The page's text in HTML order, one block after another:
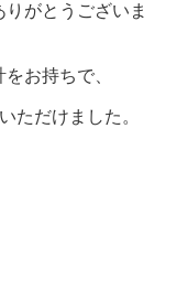
がとうございま
お持ちで、
ただけました。